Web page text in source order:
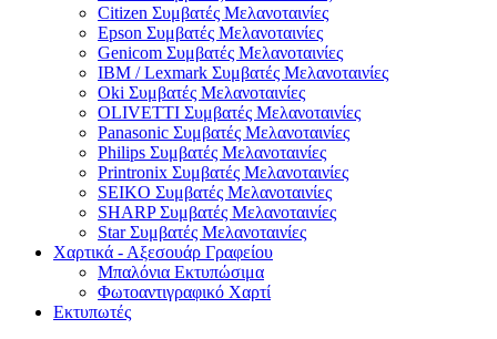
Citizen Συμβατές Μελανοταινίες
Epson Συμβατές Μελανοταινίες
Genicom Συμβατές Μελανοταινίες
IBM / Lexmark Συμβατές Μελανοταινίες
Oki Συμβατές Μελανοταινίες
OLIVETTI Συμβατές Μελανοταινίες
Panasonic Συμβατές Μελανοταινίες
Philips Συμβατές Μελανοταινίες
Printronix Συμβατές Μελανοταινίες
SEIKO Συμβατές Μελανοταινίες
SHARP Συμβατές Μελανοταινίες
Star Συμβατές Μελανοταινίες
Χαρτικά - Αξεσουάρ Γραφείου
Μπαλόνια Εκτυπώσιμα
Φωτοαντιγραφικό Χαρτί
Εκτυπωτές